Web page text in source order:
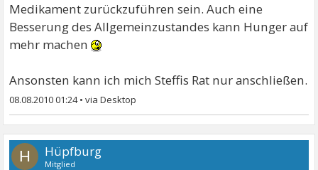
Medikament zurückzuführen sein. Auch eine
Besserung des Allgemeinzustandes kann Hunger auf
mehr machen
Ansonsten kann ich mich Steffis Rat nur anschließen.
08.08.2010 01:24•
H Hüpfburg
Mitglied